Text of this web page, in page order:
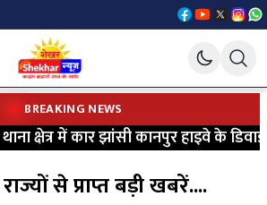
BREAKING NEWS
क्षेत्र में कार झांसी कानपुर हाइवे के
से प्राप्त बड़ी खबरें....